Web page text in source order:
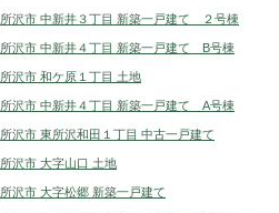
所沢市 中新井３丁目 新築一戸建て ２号棟
所沢市 中新井４丁目 新築一戸建て B号棟
所沢市 和ケ原１丁目 土地
所沢市 中新井４丁目 新築一戸建て A号棟
所沢市 東所沢和田１丁目 中古一戸建て
所沢市 大字山口 土地
所沢市 大字松郷 新築一戸建て